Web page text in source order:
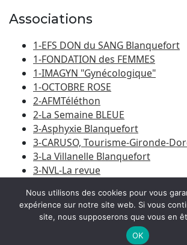
Associations
1-EFS DON du SANG Blanquefort
1-FONDATION des FEMMES
1-IMAGYN "Gynécologique"
1-OCTOBRE ROSE
2-AFMTéléthon
2-La Semaine BLEUE
3-Asphyxie Blanquefort
3-CARUSO, Tourisme-Gironde-
3-La Villanelle Blanquefort
3-NVL-La revue
© 2026Amicale Laïque Blanquefort-
Nous utilisons des cookies pour vous
expérience sur notre site web. Si vous
site, nous supposerons que vous en
OK